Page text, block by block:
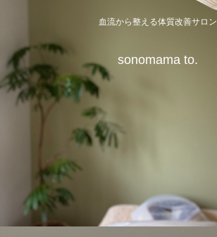
血流から整える体質改善サロン
sonomama to.